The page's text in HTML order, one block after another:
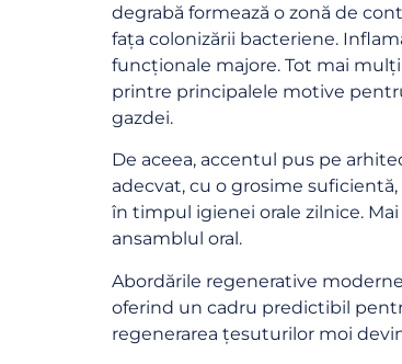
degrabă formează o zonă de
fața colonizării bacteriene.
funcționale majore. Tot mai
printre principalele motive
gazdei.
De aceea, accentul pus pe
adecvat, cu o grosime
în timpul igienei orale zilnice.
ansamblul oral.
Abordările regenerative
oferind un cadru predictibil
regenerarea țesuturilor moi